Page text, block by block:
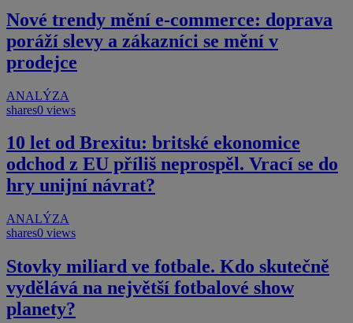
Nové trendy mění e-commerce: doprava
poráží slevy a zákazníci se mění v
prodejce
ANALÝZA
shares0 views
10 let od Brexitu: britské ekonomice
odchod z EU příliš neprospěl. Vrací se do
hry unijní návrat?
ANALÝZA
shares0 views
Stovky miliard ve fotbale. Kdo skutečně
vydělává na největší fotbalové show
planety?